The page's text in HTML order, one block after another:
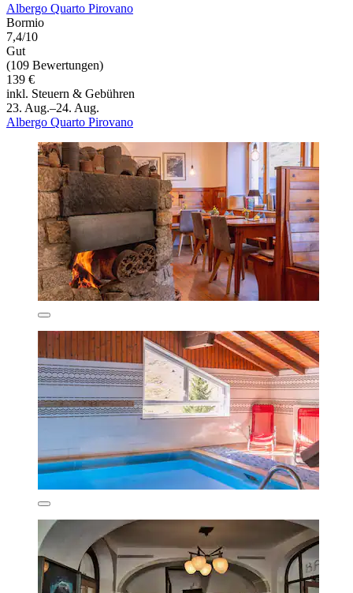
Albergo Quarto Pirovano
Bormio
7,4/10
Gut
(109 Bewertungen)
139 €
inkl. Steuern & Gebühren
23. Aug.–24. Aug.
Albergo Quarto Pirovano